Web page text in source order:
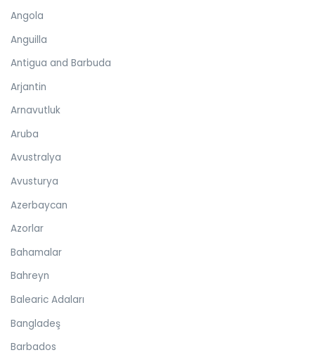
Angola
Anguilla
Antigua and Barbuda
Arjantin
Arnavutluk
Aruba
Avustralya
Avusturya
Azerbaycan
Azorlar
Bahamalar
Bahreyn
Balearic Adaları
Bangladeş
Barbados